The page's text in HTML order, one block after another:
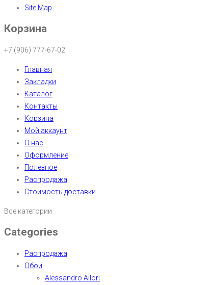
Site Map
Корзина
+7 (906) 777-67-02
Главная
Закладки
Каталог
Контакты
Корзина
Мой аккаунт
О нас
Оформление
Полезное
Распродажа
Стоимость доставки
Все категории
Categories
Распродажа
Обои
Alessandro Allori